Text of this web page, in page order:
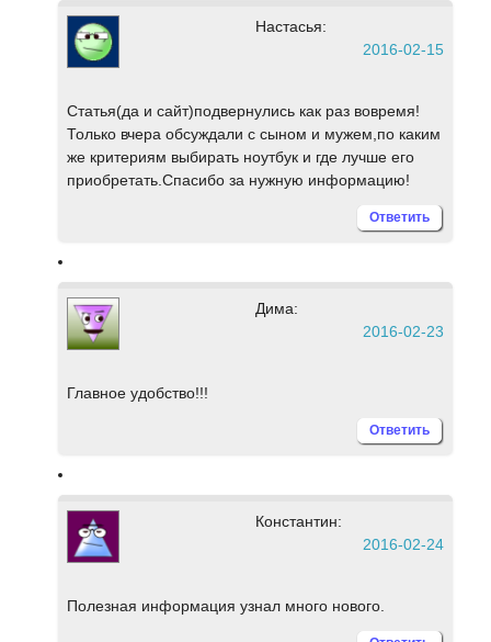
Настасья:
2016-02-15
Статья(да и сайт)подвернулись как раз вовремя!
Только вчера обсуждали с сыном и мужем,по каким
же критериям выбирать ноутбук и где лучше его
приобретать.Спасибо за нужную информацию!
Ответить
Дима:
2016-02-23
Главное удобство!!!
Ответить
Константин:
2016-02-24
Полезная информация узнал много нового.